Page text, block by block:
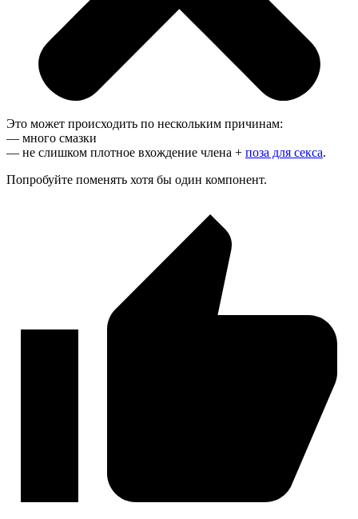
Это может происходить по нескольким причинам:
— много смазки
— не слишком плотное вхождение члена + поза для секса.
Попробуйте поменять хотя бы один компонент.